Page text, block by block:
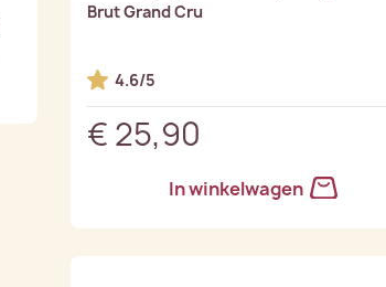
Brut Grand Cru
4.6/5
€ 25,90
In winkelwagen